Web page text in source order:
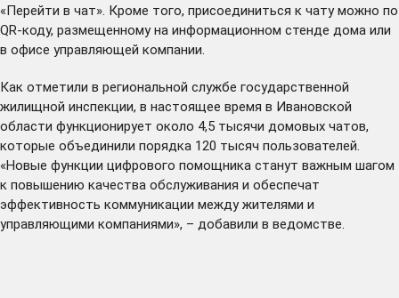
«Перейти в чат». Кроме того, присоединиться к чату можно по
QR-коду, размещенному на информационном стенде дома или
в офисе управляющей компании.
Как отметили в региональной службе государственной
жилищной инспекции, в настоящее время в Ивановской
области функционирует около 4,5 тысячи домовых чатов,
которые объединили порядка 120 тысяч пользователей.
«Новые функции цифрового помощника станут важным шагом
к повышению качества обслуживания и обеспечат
эффективность коммуникации между жителями и
управляющими компаниями», – добавили в ведомстве.